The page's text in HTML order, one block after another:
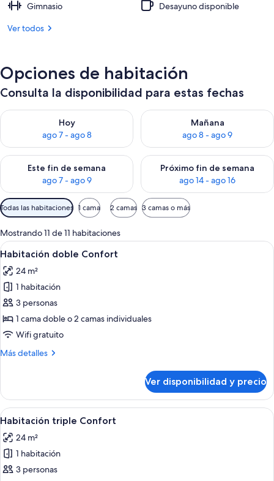
Gimnasio
Desayuno disponible
Ver todos
Opciones de habitación
Consulta la disponibilidad para estas fechas
Hoy
ago 7 - ago 8
Consulta la disponibilidad para hoy ago 7 - ago 8
Mañana
ago 8 - ago 9
Consulta la disponibilidad
Este fin de semana
ago 7 - ago 9
Consulta la disponibilidad para este fin de semana ago 7 -
Próximo fin de semana
ago 14 - ago 16
Consulta la disponibilidad
Filtros
disponibles
para
las
habitaciones
Todas las habitaciones 1 cama 2 camas 3 camas o más
Mostrando 11 de 11 habitaciones
Ver
todas
las
fotos
de
Habitación
doble
Habitación de hotel con dos camas,
5
Habitación doble Confort
24 m²
1 habitación
3 personas
1 cama doble o 2 camas individuales
Wifi gratuito
Más detalles
Más
doble
Confort
Ver disponibilidad y precio
Ver
todas
las
fotos
de
Minibar, caja de seguridad en la
5
Habitación triple Confort
24 m²
1 habitación
3 personas